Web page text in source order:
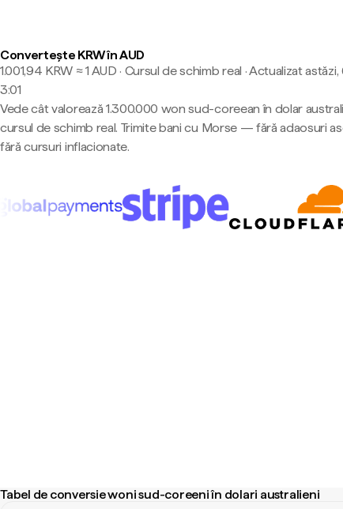
Convertește KRW în AUD
1.001,94 KRW ≈ 1 AUD · Cursul de schimb real ·Actualizat astăzi,
3:01
Vede cât valorează 1.300.000 won sud-coreean în dolar
cursul de schimb real. Trimite bani cu Morse — fără adaosuri
fără cursuri inflacionate.
Tabel de conversie woni sud-coreeni în dolari australieni